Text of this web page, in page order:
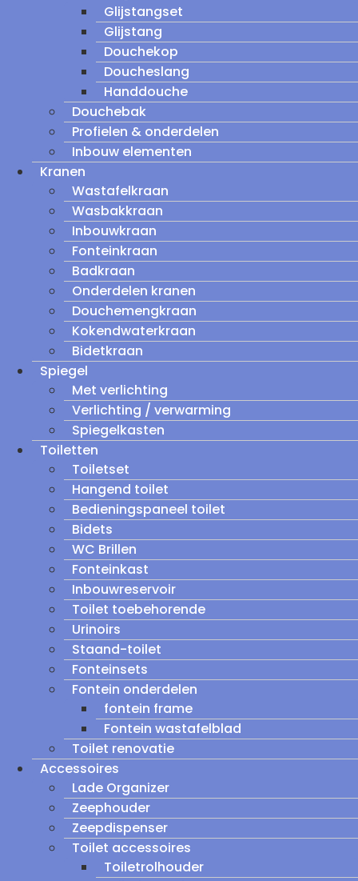
Glijstangset
Glijstang
Douchekop
Doucheslang
Handdouche
Douchebak
Profielen & onderdelen
Inbouw elementen
Kranen
Wastafelkraan
Wasbakkraan
Inbouwkraan
Fonteinkraan
Badkraan
Onderdelen kranen
Douchemengkraan
Kokendwaterkraan
Bidetkraan
Spiegel
Met verlichting
Verlichting / verwarming
Spiegelkasten
Toiletten
Toiletset
Hangend toilet
Bedieningspaneel toilet
Bidets
WC Brillen
Fonteinkast
Inbouwreservoir
Toilet toebehorende
Urinoirs
Staand-toilet
Fonteinsets
Fontein onderdelen
fontein frame
Fontein wastafelblad
Toilet renovatie
Accessoires
Lade Organizer
Zeephouder
Zeepdispenser
Toilet accessoires
Toiletrolhouder